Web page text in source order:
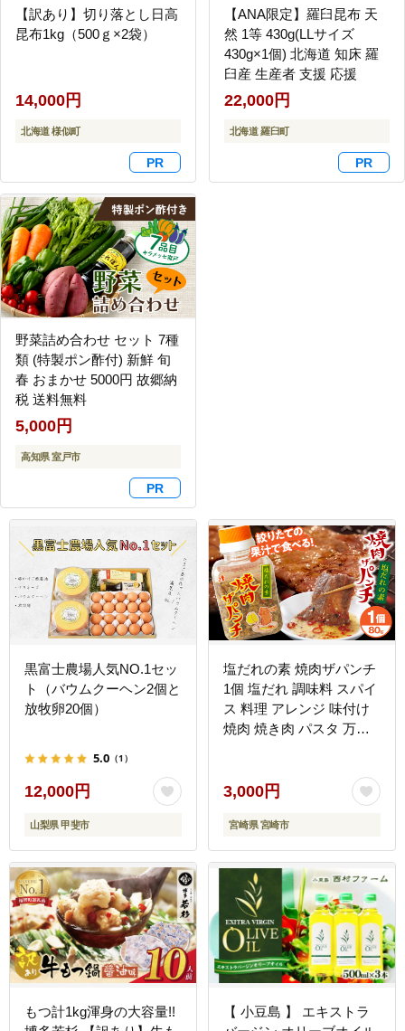
【訳あり】切り落とし日高
昆布1kg（500ｇ×2袋）
14,000円
北海道 様似町
【ANA限定】羅臼昆布 天
然 1等 430g(LLサイズ
430g×1個) 北海道 知床 羅
臼産 生産者 支援 応援
22,000円
北海道 羅臼町
野菜詰め合わせ セット 7種
類 (特製ポン酢付) 新鮮 旬
春 おまかせ 5000円 故郷納
税 送料無料
5,000円
高知県 室戸市
黒富士農場人気NO.1セッ
ト（バウムクーヘン2個と
放牧卵20個）
5.0 （1）
12,000円
山梨県 甲斐市
塩だれの素 焼肉ザパンチ
1個 塩だれ 調味料 スパイ
ス 料理 アレンジ 味付け
焼肉 焼き肉 パスタ 万能
BBQ バーベキュー 特産
3,000円
宮崎県 宮崎市
もつ計1kg渾身の大容量!!
【 小豆島 】 エキストラ